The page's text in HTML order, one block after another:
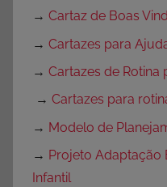
→ Cartaz de Boas
→ Cartazes para
→ Cartazes de Rotina
→ Cartazes para
→ Modelo de
→ Projeto Adaptação
Infantil